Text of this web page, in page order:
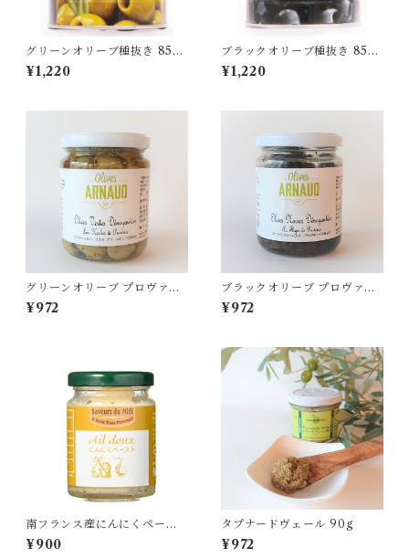
グリーンオリーブ種抜き 850
g（固形量360g）
¥1,220
ブラックオリーブ種抜き 850
g（固形量360g）
¥1,220
グリーンオリーブ プロヴァン
スハーブ入り種抜き 260g
（固形量130g）
¥972
ブラックオリーブ プロヴァン
スタイム入り種抜き 130g
¥972
南フランス産にんにくペース
ト 90g
¥900
タプナードヴェール 90g
¥972